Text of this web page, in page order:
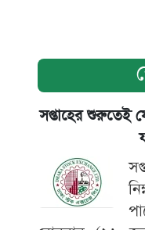
সপ্তাহের শুরুতেই